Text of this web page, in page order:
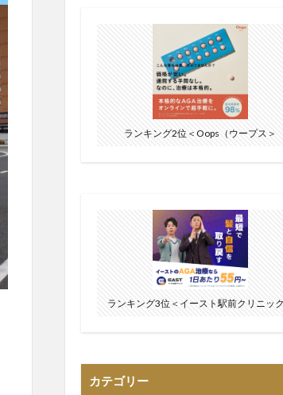
ランキング2位＜Oops（ウープス＞
ランキング3位＜イースト駅前クリニッ
カテゴリー